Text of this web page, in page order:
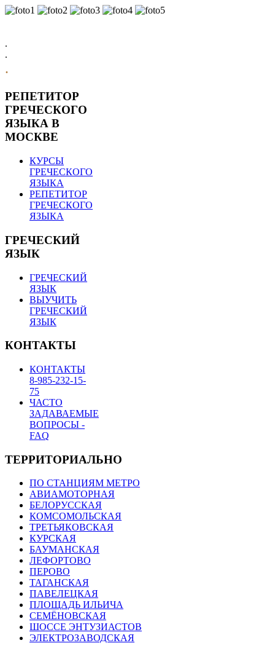
.
.
.
РЕПЕТИТОР
ГРЕЧЕСКОГО
ЯЗЫКА В
МОСКВЕ
КУРСЫ
ГРЕЧЕСКОГО
ЯЗЫКА
РЕПЕТИТОР
ГРЕЧЕСКОГО
ЯЗЫКА
ГРЕЧЕСКИЙ
ЯЗЫК
ГРЕЧЕСКИЙ
ЯЗЫК
ВЫУЧИТЬ
ГРЕЧЕСКИЙ
ЯЗЫК
КОНТАКТЫ
КОНТАКТЫ
8-985-232-15-
75
ЧАСТО
ЗАДАВАЕМЫЕ
ВОПРОСЫ -
FAQ
ТЕРРИТОРИАЛЬНО
ПО СТАНЦИЯМ МЕТРО
АВИАМОТОРНАЯ
БЕЛОРУССКАЯ
КОМСОМОЛЬСКАЯ
ТРЕТЬЯКОВСКАЯ
КУРСКАЯ
БАУМАНСКАЯ
ЛЕФОРТОВО
ПЕРОВО
ТАГАНСКАЯ
ПАВЕЛЕЦКАЯ
ПЛОЩАДЬ ИЛЬИЧА
СЕМЁНОВСКАЯ
ШОССЕ ЭНТУЗИАСТОВ
ЭЛЕКТРОЗАВОДСКАЯ